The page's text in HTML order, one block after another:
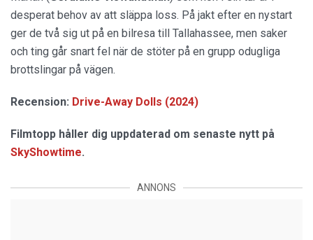
desperat behov av att släppa loss. På jakt efter en nystart
ger de två sig ut på en bilresa till Tallahassee, men saker
och ting går snart fel när de stöter på en grupp odugliga
brottslingar på vägen.
Recension: Drive-Away Dolls (2024)
Filmtopp håller dig uppdaterad om senaste nytt på
SkyShowtime.
ANNONS